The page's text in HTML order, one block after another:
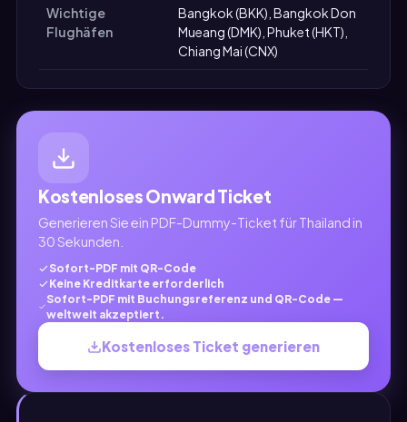
Wichtige
Flughäfen
Bangkok (BKK), Bangkok Don
Mueang (DMK), Phuket (HKT),
Chiang Mai (CNX)
Kostenloses Onward Ticket
Generieren Sie ein PDF-Dummy-Ticket für Thailand in
30 Sekunden.
Sofort-PDF mit QR-Code
Keine Kreditkarte erforderlich
Sofort-PDF mit Buchungsreferenz und QR-Code —
weltweit akzeptiert.
Kostenloses Ticket generieren